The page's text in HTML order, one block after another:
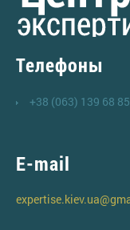
Телефоны
+38 (063) 139 68
E-mail